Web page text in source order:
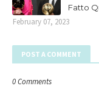
Fatto
February 07, 2023
POST A COMMENT
0 Comments